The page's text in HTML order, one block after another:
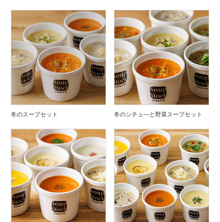
冬のスープセット 冬のシチュ―と野菜スープセット